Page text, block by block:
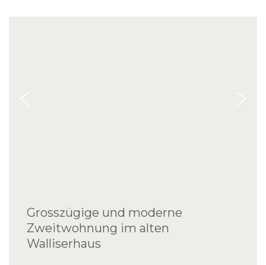
Grosszügige und moderne
Zweitwohnung im alten
Walliserhaus